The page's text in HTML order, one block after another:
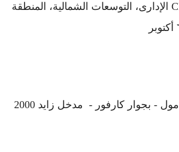
العنوان: مبنى CPC الإدارى، التوسعات الشمالية، المنطقة
العنوان: الجزيرة مول - بجوار كارفور - مدخل زايد 2000